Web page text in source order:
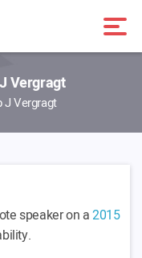
Vergragt
J Vergragt
speaker on a2015